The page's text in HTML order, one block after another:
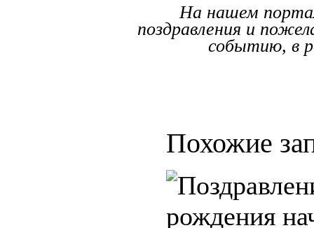
На нашем
поздравления и
событию, в
Похожие